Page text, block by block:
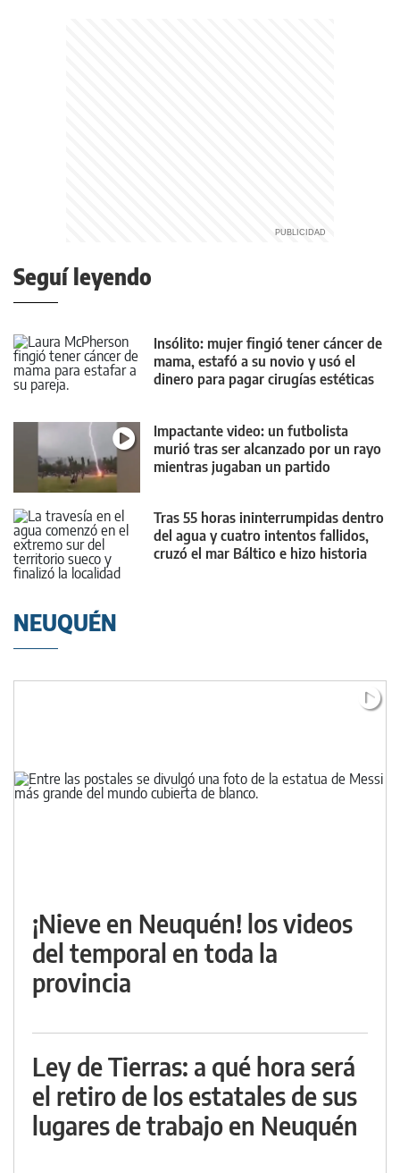
Seguí leyendo
Insólito: mujer fingió tener cáncer de
mama, estafó a su novio y usó el
dinero para pagar cirugías estéticas
Impactante video: un futbolista
murió tras ser alcanzado por un rayo
mientras jugaban un partido
Tras 55 horas ininterrumpidas dentro
del agua y cuatro intentos fallidos,
cruzó el mar Báltico e hizo historia
NEUQUÉN
¡Nieve en Neuquén! los videos
del temporal en toda la
provincia
Ley de Tierras: a qué hora será
el retiro de los estatales de sus
lugares de trabajo en Neuquén